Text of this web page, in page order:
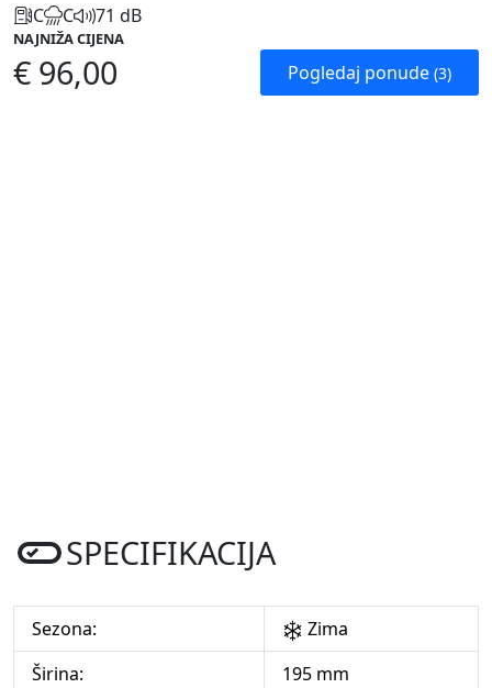
C C 71 dB
NAJNIŽA CIJENA
€ 96,00 Pogledaj ponude (3)
SPECIFIKACIJA
Sezona:
Zima
Širina:
195 mm